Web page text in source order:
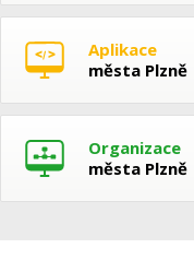
Aplikace
města Plzně
Organizace
města Plzně